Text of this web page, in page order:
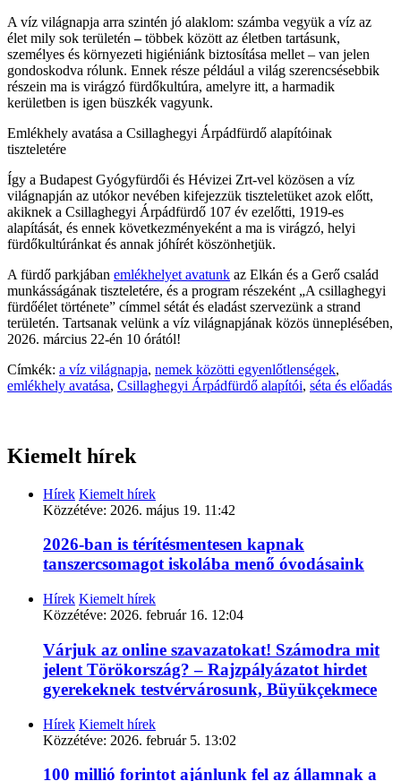
A víz világnapja arra szintén jó alaklom: számba vegyük a víz az
élet mily sok területén–többek között az életben tartásunk,
személyes és környezeti higiéniánk biztosítása mellet – van jelen
gondoskodva rólunk. Ennek része például a világ szerencsésebbik
részein ma is virágzó fürdőkultúra, amelyre itt, a harmadik
kerületben is igen büszkék vagyunk.
Emlékhely avatása a Csillaghegyi Árpádfürdő alapítóinak
tiszteletére
Így a Budapest Gyógyfürdői és Hévizei Zrt-vel közösen a víz
világnapján az utókor nevében kifejezzük tiszteletüket azok előtt,
akiknek a Csillaghegyi Árpádfürdő 107 év ezelőtti, 1919-es
alapítását, és ennek következményeként a ma is virágzó, helyi
fürdőkultúránkat és annak jóhírét köszönhetjük.
A fürdő parkjában emlékhelyet avatunk az Elkán és a Gerő család
munkásságának tiszteletére, és a program részeként „A csillaghegyi
fürdőélet története” címmel sétát és eladást szervezünk a strand
területén. Tartsanak velünk a víz világnapjának közös ünneplésében,
2026. március 22-én 10 órától!
Címkék: a víz világnapja, nemek közötti egyenlőtlenségek,
emlékhely avatása, Csillaghegyi Árpádfürdő alapítói, séta és előadás
Kiemelt hírek
Hírek Kiemelt hírek
Közzétéve: 2026. május 19. 11:42
2026-ban is térítésmentesen kapnak
tanszercsomagot iskolába menő óvodásaink
Hírek Kiemelt hírek
Közzétéve: 2026. február 16. 12:04
Várjuk az online szavazatokat! Számodra mit
jelent Törökország? – Rajzpályázatot hirdet
gyerekeknek testvérvárosunk, Büyükçekmece
Hírek Kiemelt hírek
Közzétéve: 2026. február 5. 13:02
100 millió forintot ajánlunk fel az államnak a